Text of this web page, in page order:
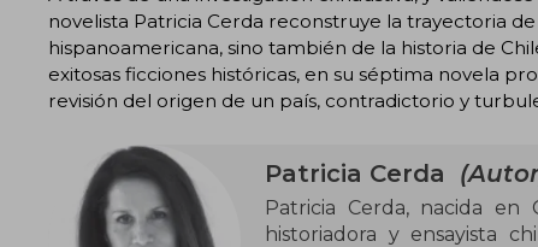
novelista Patricia Cerda reconstruye la trayectoria
hispanoamericana, sino también de la historia de
exitosas ficciones históricas, en su séptima novela
revisión del origen de un país, contradictorio y
Patricia Cerda
Patricia Cerda, nacida en
historiadora y ensayista